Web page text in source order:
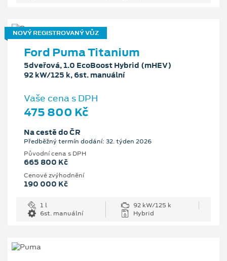
NOVÝ REGISTROVANÝ VŮZ
Ford Puma Titanium
5dveřová, 1.0 EcoBoost Hybrid (mHEV)
92 kW/125 k, 6st. manuální
Vaše cena s DPH
475 800 Kč
Na cestě do ČR
Předběžný termín dodání: 32. týden 2026
Původní cena s DPH
665 800 Kč
Cenové zvýhodnění
190 000 Kč
1 l
92 kW/125 k
6st. manuální
Hybrid